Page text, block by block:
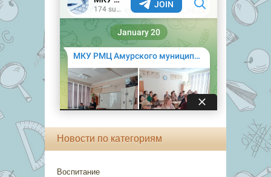
Новости по категориям
Воспитание